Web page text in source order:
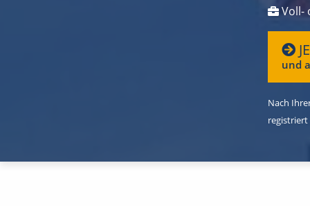
Voll-
und
Nach
registriert